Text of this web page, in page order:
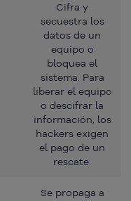
Cifra y
secuestra los
datos de un
equipo o
bloquea el
sistema. Para
liberar el equipo
o descifrar la
información, los
hackers exigen
el pago de un
rescate.
Se propaga a